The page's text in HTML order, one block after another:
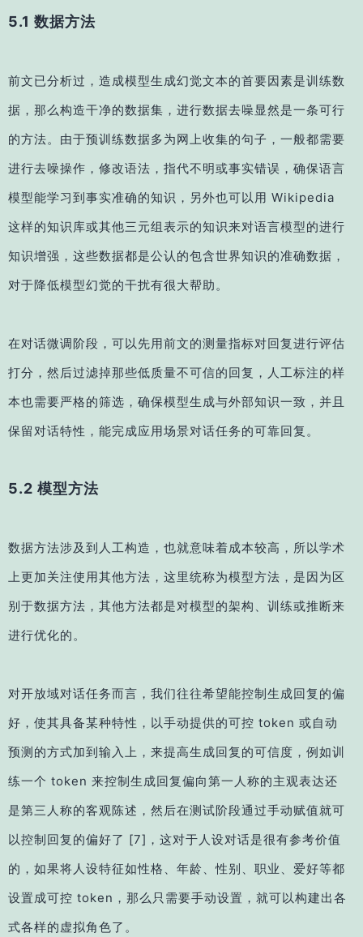
5.1 数据方法
前文已分析过，造成模型生成幻觉文本的首要因素是训练数
据，那么构造干净的数据集，进行数据去噪显然是一条可行
的方法。由于预训练数据多为网上收集的句子，一般都需要
进行去噪操作，修改语法，指代不明或事实错误，确保语言
模型能学习到事实准确的知识，另外也可以用 Wikipedia
这样的知识库或其他三元组表示的知识来对语言模型的进行
知识增强，这些数据都是公认的包含世界知识的准确数据，
对于降低模型幻觉的干扰有很大帮助。
在对话微调阶段，可以先用前文的测量指标对回复进行评估
打分，然后过滤掉那些低质量不可信的回复，人工标注的样
本也需要严格的筛选，确保模型生成与外部知识一致，并且
保留对话特性，能完成应用场景对话任务的可靠回复。
5.2 模型方法
数据方法涉及到人工构造，也就意味着成本较高，所以学术
上更加关注使用其他方法，这里统称为模型方法，是因为区
别于数据方法，其他方法都是对模型的架构、训练或推断来
进行优化的。
对开放域对话任务而言，我们往往希望能控制生成回复的偏
好，使其具备某种特性，以手动提供的可控 token 或自动
预测的方式加到输入上，来提高生成回复的可信度，例如训
练一个 token 来控制生成回复偏向第一人称的主观表达还
是第三人称的客观陈述，然后在测试阶段通过手动赋值就可
以控制回复的偏好了 [7] ，这对于人设对话是很有参考价值
的，如果将人设特征如性格、年龄、性别、职业、爱好等都
设置成可控 token，那么只需要手动设置，就可以构建出各
式各样的虚拟角色了。